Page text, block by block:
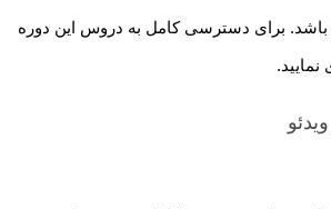
برای دسترسی کامل به دروس این دوره
نمایید.
ویدئو